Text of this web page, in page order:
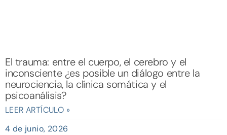
El trauma: entre el cuerpo, el cerebro y el
inconsciente ¿es posible un diálogo entre la
neurociencia, la clínica somática y el
psicoanálisis?
LEER ARTÍCULO »
4 de junio, 2026